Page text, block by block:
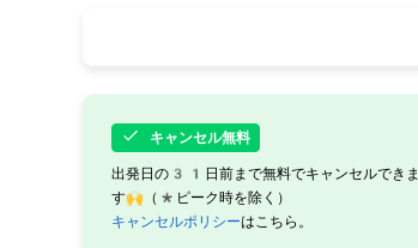
キャンセル無料
出発日の31日前まで無料でキャンセルできま
す🙌（*ピーク時を除く）
キャンセルポリシーはこちら。